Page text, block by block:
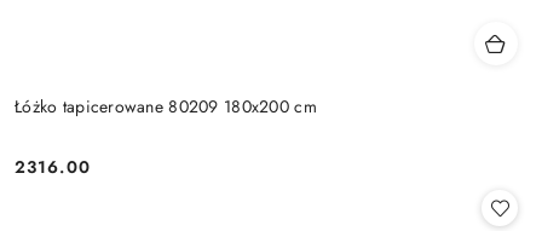
Łóżko tapicerowane 80209 180x200 cm
Cena:
2316.00